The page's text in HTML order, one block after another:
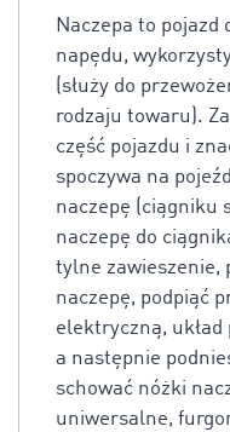
Naczepa to pojazd
napędu,
(służy do
rodzaju towaru).
część pojazdu i
spoczywa na
naczepę (ciągniku
naczepę do
tylne zawieszenie,
naczepę, podpiąć
elektryczną,
a następnie
schować nóżki
uniwersalne,